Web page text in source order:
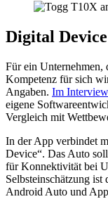
Digital
Für ein Unternehmen,
Kompetenz für sich
Angaben. Im
eigene
Vergleich mit
In der App verbindet
Device“. Das Auto
für Konnektivität bei
Selbsteinschätzung ist
Android Auto und